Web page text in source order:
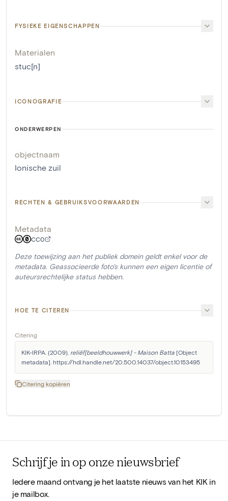
FYSIEKE EIGENSCHAPPEN
Materialen
stuc[n]
ICONOGRAFIE
ONDERWERPEN
objectnaam
Ionische zuil
RECHTEN & GEBRUIKSVOORWAARDEN
Metadata
CC0
Deze toewijzing aan het publiek domein geldt enkel voor de
metadata. Geassocieerde foto's kunnen een eigen licentie of
auteursrechtelijke status hebben.
HOE TE CITEREN
Citering
KIK-IRPA. (2009). reliëf[beeldhouwwerk] - Maison Batta [Object
metadata]. https://hdl.handle.net/20.500.14037/object.10153495
Citering kopiëren
Schrijf je in op onze nieuwsbrief
Iedere maand ontvang je het laatste nieuws van het KIK in
je mailbox.